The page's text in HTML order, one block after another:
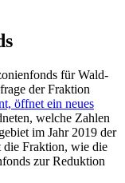
für Wald-
der Fraktion
öffnet ein neues
welche Zahlen
im Jahr 2019 der
die Fraktion, wie die
zur Reduktion